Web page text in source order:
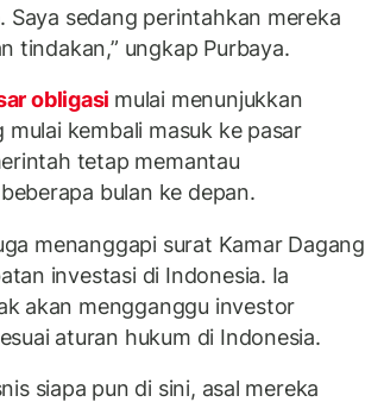
Saya sedang perintahkan mereka
tindakan,” ungkap Purbaya.
obligasi mulai menunjukkan
kembali masuk ke pasar
tetap memantau
bulan ke depan.
menanggapi surat Kamar Dagang
investasi di Indonesia. Ia
akan mengganggu investor
aturan hukum di Indonesia.
siapa pun di sini, asal mereka